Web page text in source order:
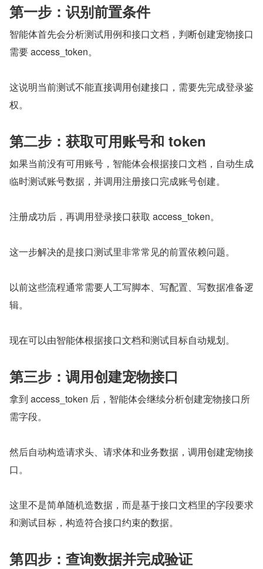
第一步：识别前置条件
智能体首先会分析测试用例和接口文档，判断创建宠物接口
需要 access_token。
这说明当前测试不能直接调用创建接口，需要先完成登录鉴
权。
第二步：获取可用账号和 token
如果当前没有可用账号，智能体会根据接口文档，自动生成
临时测试账号数据，并调用注册接口完成账号创建。
注册成功后，再调用登录接口获取 access_token。
这一步解决的是接口测试里非常常见的前置依赖问题。
以前这些流程通常需要人工写脚本、写配置、写数据准备逻
辑。
现在可以由智能体根据接口文档和测试目标自动规划。
第三步：调用创建宠物接口
拿到 access_token 后，智能体会继续分析创建宠物接口所
需字段。
然后自动构造请求头、请求体和业务数据，调用创建宠物接
口。
这里不是简单随机造数据，而是基于接口文档里的字段要求
和测试目标，构造符合接口约束的数据。
第四步：查询数据并完成验证